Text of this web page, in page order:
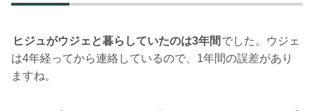
ヒジュがウジェと暮らしていたのは3年間 でした。ウジェ
は4年経ってから連絡しているので、1年間の誤差があり
ますね。